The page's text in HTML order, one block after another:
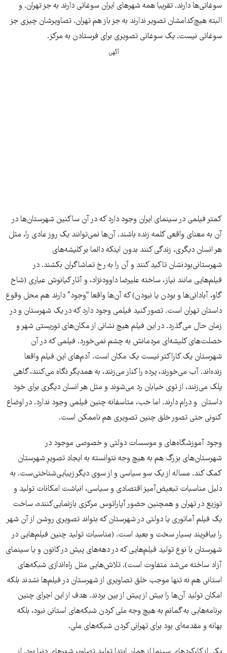
سوغاتی‌ها دارند. تقریبا همه شهرهای ایران سوغاتی دارند به جز تهران. و
البته هیچ‌کدامشان تصویر ندارند به جز باز هم تهران. تصاویرشان چیزی جز
سوغاتی نیست. یک سوغاتی تصویری برای فرستادن به مرکز.
آگهی
کمتر فیلمی در سینمای ایران وجود دارد که در آن ساکنین شهرستان‌ها در
آن به معنای واقعی کلمه زنده باشند. آن‌ها نمی‌توانند یک روز عادی را، مثل
هر انسان دیگری، زندگی کنند بدون اینکه دائما بر کلیشه‌‌های
شهرستانی‌بودنشان تاکید کنند و آن را به رخ تماشاگران بکشند. در
فیلم‌هایی مانند نیاز، ساخته علیرضا داوودنژاد، و آثار‌ کیانوش عیاری (شاخ
گاو، آبادانی‌ها و بودن یا نبودن) که آن‌ها واقعا “وجود” دارند هم محل وقوع
داستان تهران است. تصور کنید فیلمی وجود دارد که در یک شهرستان و در
زمان حال می‌گذرد. در این فیلم هیچ نشانی از مکان‌های توریستی شهر و
خصلت‌های کلیشه‌ای مردمانش به چشم نمی‌خورد. فیلمی که در آن
شهرستان یک کاراکتر نیست یک مکان است. آدم‌های این فیلم واقعا
زنده‌اند. آب می‌خورند، پرده را کنار می‌زنند، به همدیگر نگاه می‌کنند، گاهی
پلک می‌زنند، از توی خیابان رد می‌شوند و مثل هر انسان دیگری برای خود
داستان و درام دارند. اما خب، متاسفانه چنین فیلمی وجود ندارد. در اوضاع
کنونی حتی تصور خلق چنین تصویری هم ناممکن است.
وجود آموزشگاه‌های و موسسات دولتی و خصوصی موجود در
شهرستان‌های بزرگ هم به هیچ وجه نتوانسته به ایجاد تصویرِ شهرستان
کمک کند. مساله از یک سو سیاسی و از سوی دیگر زیبایی‌شناختی‌ست. به
دلیل مناسبات تبعیض‌آمیز اقتصادی و سیاسی‌، انباشت امکانات تولید و
توزیع در تهران و همچنین حضور آپاراتوس مرکزی بازنمایی‌کننده، ساخت
یک فیلم آماتوری یا دولتی در شهرستان که بتواند تصویری روشن از آن شهر
را بیافریند بسیار سخت و بعید است. (مناسبات تولید چنین فیلم‌هایی در
شهرستان با نوع تولید فیلم‌هایی که در دهه‌های پیش در کانون و یا سینمای
آزاد ساخته می‌شد متفاوت است). تلاش‌هایی مثل راه‌اندازی شبکه‌های
استانی هم نه تنها موجب خلق تصاویری از شهرستان در فیلم‌ها نشدند بلکه
امکان تولید آن‌ها را بیش از پیش از بین بردند. هدف از این اجرای چنین
برنامه‌هایی به گمانم به هیچ وجه ملی کردن شبکه‌های استانی نبود، بلکه
بهانه‌ و مقدمه‌ای بود برای تهرانی کردن شبکه‌‌های ملی.